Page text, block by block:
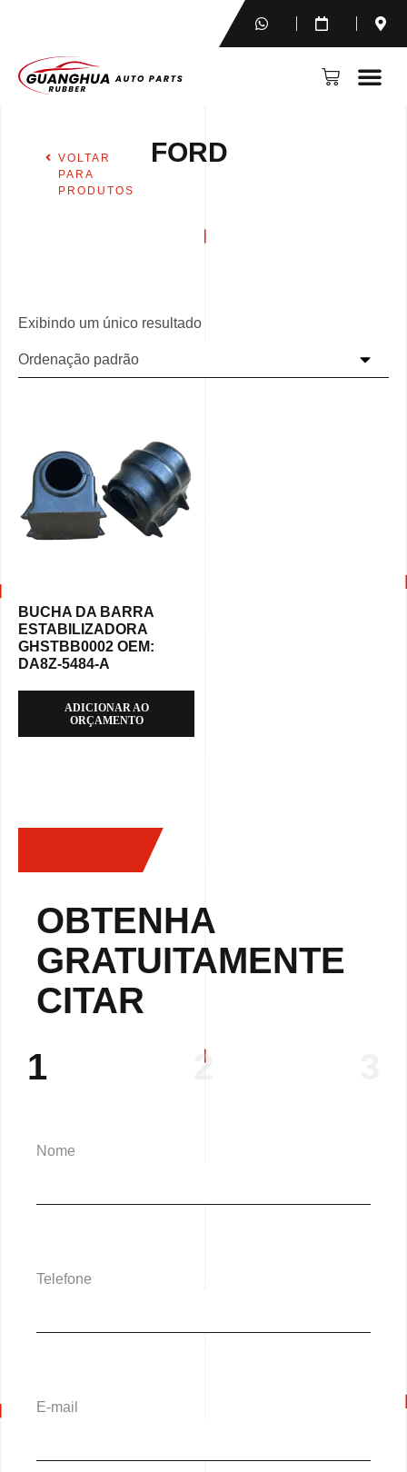
VOLTAR
PARA
PRODUTOS
FORD
Exibindo um único resultado
BUCHA DA BARRA
ESTABILIZADORA
GHSTBB0002 OEM:
DA8Z-5484-A
ADICIONAR AO
ORÇAMENTO
OBTENHA
GRATUITAMENTE
CITAR
1
2 3
Nome
Telefone
E-mail